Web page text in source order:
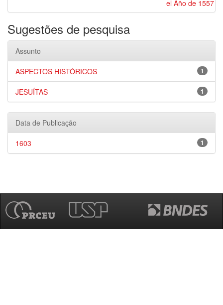
el Año de 1557
Sugestões de pesquisa
Assunto
1
ASPECTOS HISTÓRICOS
1
JESUÍTAS
Data de Publicação
1
1603